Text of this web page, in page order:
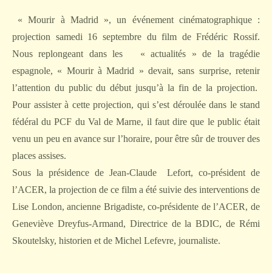
« Mourir à Madrid », un événement cinématographique :
projection samedi 16 septembre du film de Frédéric Rossif.
Nous replongeant dans les « actualités » de la tragédie
espagnole, « Mourir à Madrid » devait, sans surprise, retenir
l’attention du public du début jusqu’à la fin de la projection.
Pour assister à cette projection, qui s’est déroulée dans le stand
fédéral du PCF du Val de Marne, il faut dire que le public était
venu un peu en avance sur l’horaire, pour être sûr de trouver des
places assises.
Sous la présidence de Jean-Claude
Lefort, co-président de
l’ACER, la projection de ce film a été suivie des interventions de
Lise London, ancienne Brigadiste, co-présidente de l’ACER, de
Geneviève Dreyfus-Armand, Directrice de la BDIC, de Rémi
Skoutelsky, historien et de Michel Lefevre, journaliste.